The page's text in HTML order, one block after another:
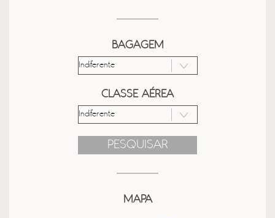
BAGAGEM
CLASSE AÉREA
PESQUISAR
MAPA